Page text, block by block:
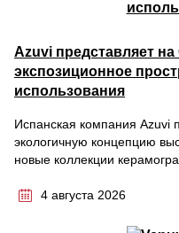
Azuvi представляет
экспозиционное
использования
Испанская компания Azuvi
экологичную концепцию
новые коллекции
4 августа 2026